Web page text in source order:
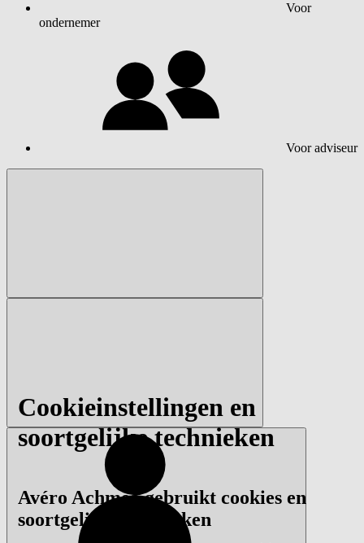
Voor
ondernemer
Voor adviseur
Cookieinstellingen en
soortgelijke technieken
Avéro Achmea gebruikt cookies en
soortgelijke technieken